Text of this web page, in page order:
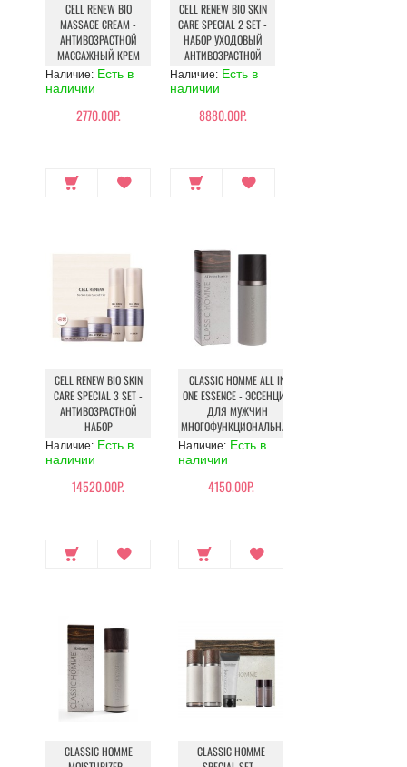
CELL RENEW BIO
MASSAGE CREAM -
АНТИВОЗРАСТНОЙ
МАССАЖНЫЙ КРЕМ
Наличие: Есть в
наличии
2770.00Р.
CELL RENEW BIO SKIN
CARE SPECIAL 2 SET -
НАБОР УХОДОВЫЙ
АНТИВОЗРАСТНОЙ
Наличие: Есть в
наличии
8880.00Р.
CELL RENEW BIO SKIN
CARE SPECIAL 3 SET -
АНТИВОЗРАСТНОЙ
НАБОР
Наличие: Есть в
наличии
14520.00Р.
CLASSIC HOMME ALL IN
ONE ESSENCE - ЭССЕНЦИЯ
ДЛЯ МУЖЧИН
МНОГОФУНКЦИОНАЛЬНАЯ
Наличие: Есть в
наличии
4150.00Р.
CLASSIC HOMME
CLASSIC HOMME